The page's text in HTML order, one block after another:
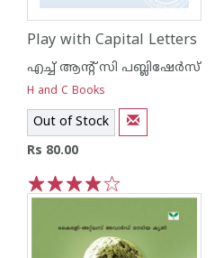
Play with Capital Letters
എച്ച് ആന്റ്‌ സി പബ്ലിഷേര്‍സ്
H and C Books
Out of Stock
Rs 80.00
5
4
3
2
1